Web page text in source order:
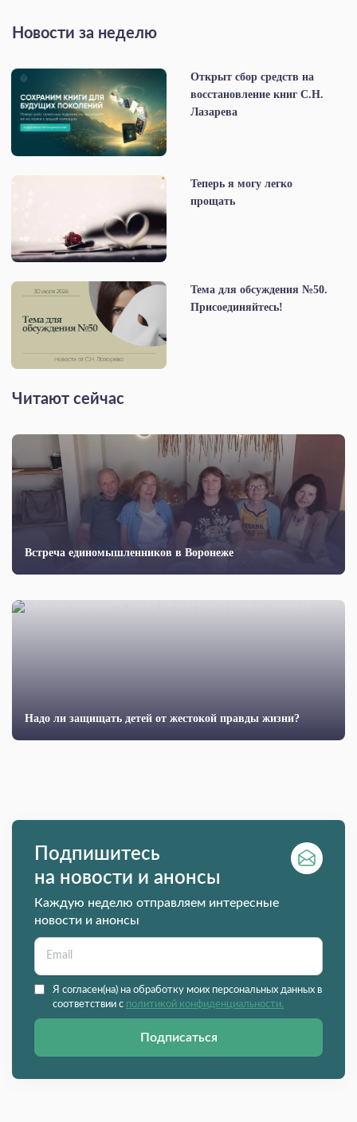
Новости за неделю
Открыт сбор средств на
восстановление книг С.Н.
Лазарева
Теперь я могу легко
прощать
Тема для обсуждения №50.
Присоединяйтесь!
Читают сейчас
Встреча единомышленников в Воронеже
Надо ли защищать детей от жестокой правды жизни?
Подпишитесь
на новости и анонсы
Каждую неделю отправляем интересные
новости и анонсы
Я согласен(на) на обработку моих персональных данных в
соответствии с политикой конфиденциальности.
Подписаться